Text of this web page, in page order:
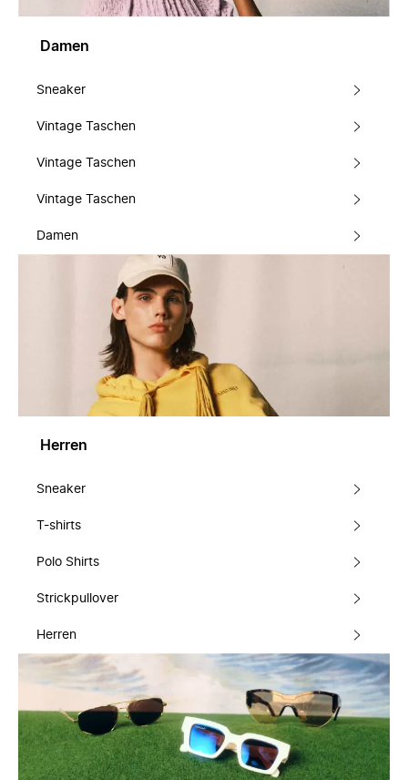
Damen
Sneaker
Vintage Taschen
Vintage Taschen
Vintage Taschen
Damen
Herren
Sneaker
T-shirts
Polo Shirts
Strickpullover
Herren